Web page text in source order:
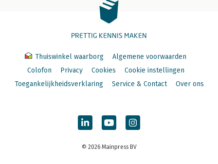
PRETTIG KENNIS MAKEN
Thuiswinkel waarborg
Algemene voorwaarden
Colofon
Privacy Cookies
Cookie instellingen
Toegankelijkheidsverklaring
Service & Contact Over ons
© 2026 Mainpress BV